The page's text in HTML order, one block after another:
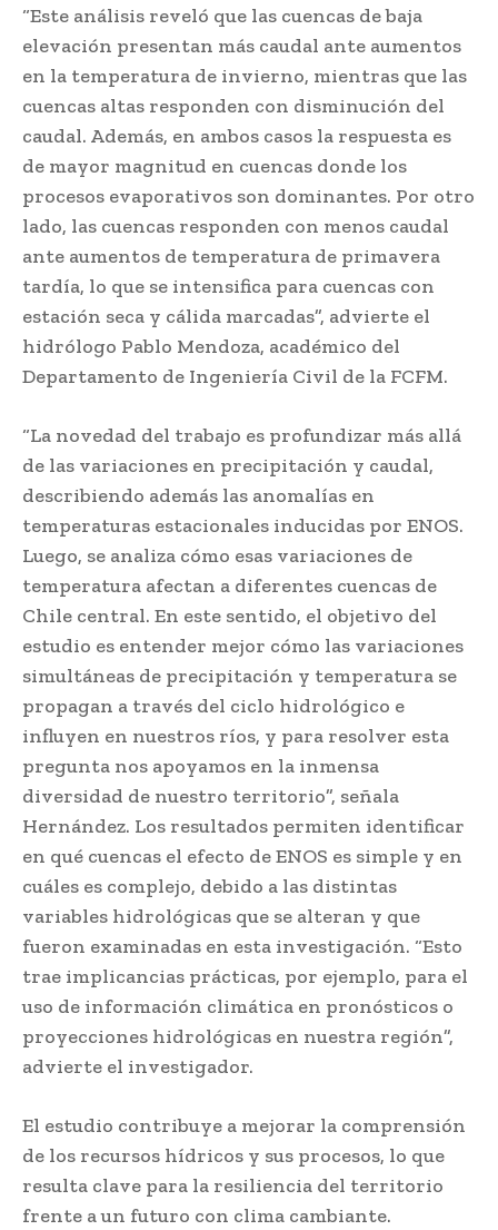
“Este análisis reveló que las cuencas de baja
elevación presentan más caudal ante aumentos
en la temperatura de invierno, mientras que las
cuencas altas responden con disminución del
caudal. Además, en ambos casos la respuesta es
de mayor magnitud en cuencas donde los
procesos evaporativos son dominantes. Por otro
lado, las cuencas responden con menos caudal
ante aumentos de temperatura de primavera
tardía, lo que se intensifica para cuencas con
estación seca y cálida marcadas”, advierte el
hidrólogo Pablo Mendoza, académico del
Departamento de Ingeniería Civil de la FCFM.
“La novedad del trabajo es profundizar más allá
de las variaciones en precipitación y caudal,
describiendo además las anomalías en
temperaturas estacionales inducidas por ENOS.
Luego, se analiza cómo esas variaciones de
temperatura afectan a diferentes cuencas de
Chile central. En este sentido, el objetivo del
estudio es entender mejor cómo las variaciones
simultáneas de precipitación y temperatura se
propagan a través del ciclo hidrológico e
influyen en nuestros ríos, y para resolver esta
pregunta nos apoyamos en la inmensa
diversidad de nuestro territorio”, señala
Hernández. Los resultados permiten identificar
en qué cuencas el efecto de ENOS es simple y en
cuáles es complejo, debido a las distintas
variables hidrológicas que se alteran y que
fueron examinadas en esta investigación. “Esto
trae implicancias prácticas, por ejemplo, para el
uso de información climática en pronósticos o
proyecciones hidrológicas en nuestra región”,
advierte el investigador.
El estudio contribuye a mejorar la comprensión
de los recursos hídricos y sus procesos, lo que
resulta clave para la resiliencia del territorio
frente a un futuro con clima cambiante.